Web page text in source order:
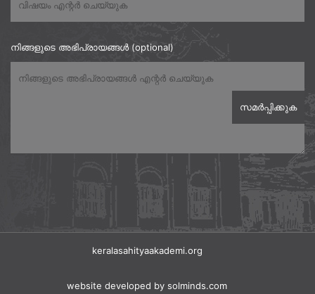
നിങ്ങളുടെ അഭിപ്രായങ്ങൾ (optional)
keralasahityaakademi.org
website developed by solminds.com